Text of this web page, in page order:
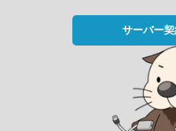
サーバー